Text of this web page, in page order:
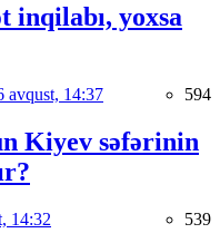
inqilabı, yoxsa
avqust, 14:37 594
Kiyev səfərinin
14:32 539